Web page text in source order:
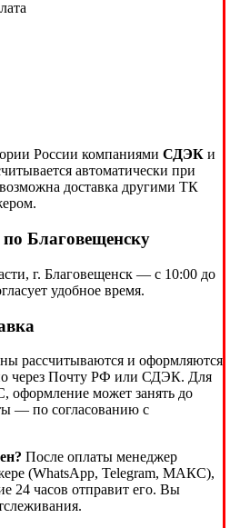
России компаниями СДЭК и
автоматически при
доставка другими ТК
Благовещенску
г. Благовещенск — с 10:00 до
удобное время.
рассчитываются и оформляются
через Почту РФ или СДЭК. Для
оформление может занять до
— по согласованию с
После оплаты менеджер
(WhatsApp, Telegram, МАКС),
24 часов отправит его. Вы